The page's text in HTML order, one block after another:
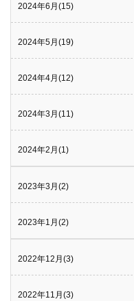
2024年6月(15)
2024年5月(19)
2024年4月(12)
2024年3月(11)
2024年2月(1)
2023年3月(2)
2023年1月(2)
2022年12月(3)
2022年11月(3)